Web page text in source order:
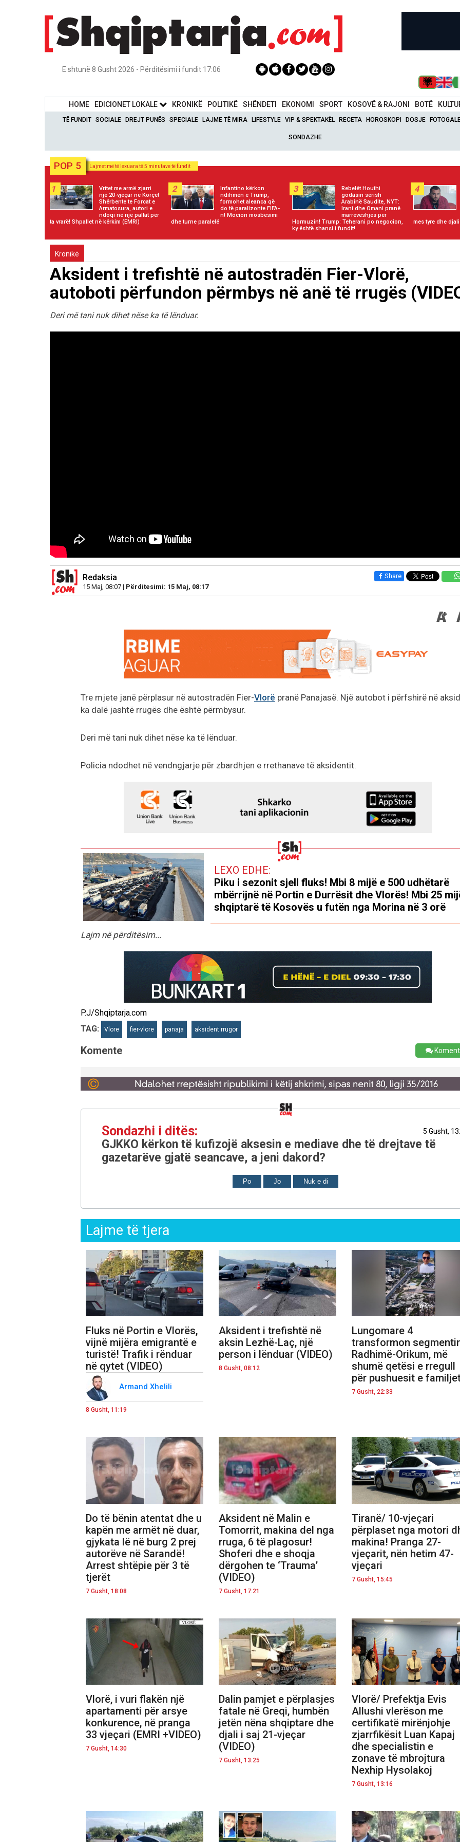
E shtunë 8 Gusht 2026 - Përditësimi i fundit 17:06
HOME EDICIONET LOKALE KRONIKË POLITIKË SHËNDETI EKONOMI SPORT KOSOVË & RAJONI BOTË
TË FUNDIT SOCIALE DREJT PUNËS SPECIALE LAJME TË MIRA LIFESTYLE VIP & SPEKTAKËL RECETA HOROSKOPI DOSJE
SONDAZHE
POP 5 Lajmet më të lexuara të 5 minutave të fundit
1
Vritet me armë zjarri
një 20-vjeçar në Korçë!
Shërbente te Forcat e
Armatosura, autori e
ndoqi në një pallat për
ta vrarë! Shpallet në kërkim (EMRI)
2
Infantino kërkon
ndihmën e Trump,
formohet aleanca që
do të paralizonte FIFA-
n! Mocion mosbesimi
dhe turne paralelë
3
Rebelët Houthi
godasin sërish
Arabinë Saudite, NYT:
Irani dhe Omani pranë
marrëveshjes për
Hormuzin! Trump: Teherani po negocion,
ky është shansi i fundit!
4
mes tyre dhe
Kronikë
Aksident i trefishtë në autostradën Fier-Vlorë,
autoboti përfundon përmbys në anë të rrugës
Deri më tani nuk dihet nëse ka të lënduar.
Redaksia
15 Maj, 08:07 | Përditesimi: 15 Maj, 08:17
Share
Tre mjete janë përplasur në autostradën Fier-Vlorë pranë Panajasë. Një autobot i përfshirë në
ka dalë jashtë rrugës dhe është përmbysur.
Deri më tani nuk dihet nëse ka të lënduar.
Policia ndodhet në vendngjarje për zbardhjen e rrethanave të aksidentit.
LEXO EDHE:
Piku i sezonit sjell fluks! Mbi 8 mijë e 500 udhëtarë
mbërrijnë në Portin e Durrësit dhe Vlorës! Mbi 25
shqiptarë të Kosovës u futën nga Morina në 3 orë
Lajm në përditësim...
P.J/Shqiptarja.com
TAG:
Vlore fier-vlore panaja aksident rrugor
Komente
Sondazhi i ditës: 5 Gusht,
GJKKO kërkon të kufizojë aksesin e mediave dhe të drejtave të
gazetarëve gjatë seancave, a jeni dakord?
Po Jo Nuk e di
Lajme të tjera
Fluks në Portin e Vlorës,
vijnë mijëra emigrantë e
turistë! Trafik i rënduar
në qytet (VIDEO)
Armand Xhelili
8 Gusht, 11:19
Aksident i trefishtë në
aksin Lezhë-Laç, një
person i lënduar (VIDEO)
8 Gusht, 08:12
Lungomare 4
transformon
Radhimë-Orikum, më
shumë qetësi e rregull
për pushuesit e
7 Gusht, 22:33
Do të bënin atentat dhe u
kapën me armët në duar,
gjykata lë në burg 2 prej
autorëve në Sarandë!
Arrest shtëpie për 3 të
tjerët
7 Gusht, 18:08
Aksident në Malin e
Tomorrit, makina del nga
rruga, 6 të plagosur!
Shoferi dhe e shoqja
dërgohen te ‘Trauma’
(VIDEO)
7 Gusht, 17:21
Tiranë/ 10-vjeçari
përplaset nga motori
makina! Pranga 27-
vjeçarit, nën hetim 47-
vjeçari
7 Gusht, 15:45
Vlorë, i vuri flakën një
apartamenti për arsye
konkurence, në pranga
33 vjeçari (EMRI +VIDEO)
7 Gusht, 14:30
Dalin pamjet e përplasjes
fatale në Greqi, humbën
jetën nëna shqiptare dhe
djali i saj 21-vjeçar
(VIDEO)
7 Gusht, 13:25
Vlorë/ Prefektja Evis
Allushi vlerëson me
certifikatë mirënjohje
zjarrfikësit Luan Kapaj
dhe specialistin e
zonave të mbrojtura
Nexhip Hysolakoj
7 Gusht, 13:16